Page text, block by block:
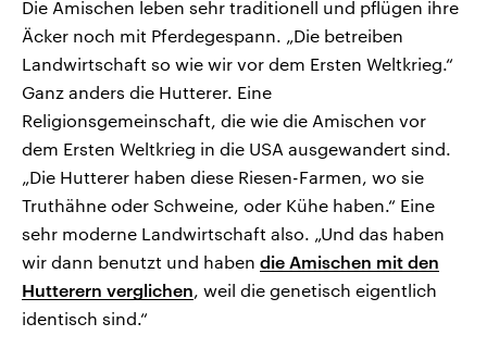
Die Amischen leben sehr traditionell und pflügen ihre
Äcker noch mit Pferdegespann. „Die betreiben
Landwirtschaft so wie wir vor dem Ersten Weltkrieg.“
Ganz anders die Hutterer. Eine
Religionsgemeinschaft, die wie die Amischen vor
dem Ersten Weltkrieg in die USA ausgewandert sind.
„Die Hutterer haben diese Riesen-Farmen, wo sie
Truthähne oder Schweine, oder Kühe haben.“ Eine
sehr moderne Landwirtschaft also. „Und das haben
wir dann benutzt und haben die Amischen mit den
Hutterern verglichen, weil die genetisch eigentlich
identisch sind.“